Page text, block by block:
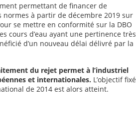
permettant de financer de
à partir de décembre 2019 sur
se mettre en conformité sur la DBO
cours d’eau ayant une pertinence très
d’un nouveau délai délivré par la
du rejet permet à l’industriel
et internationales. L’objectif fixé
de 2014 est alors atteint.